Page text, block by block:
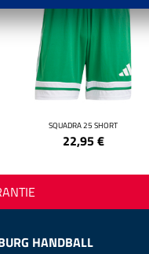
SQUADRA 25 SHORT
22,95€
HANDBALL